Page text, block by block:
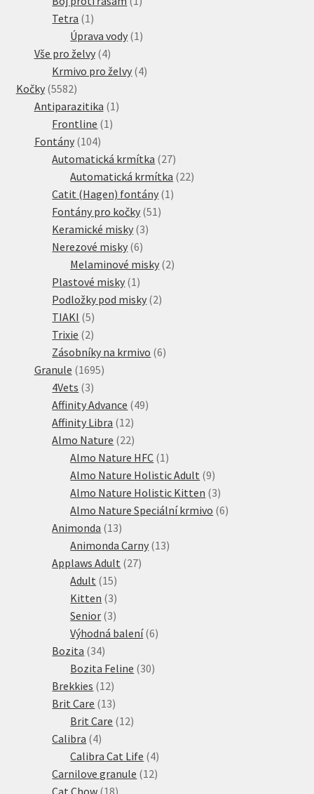
Tetra 1 1
produkt
Úprava vody 1 1
Vše pro želvy 44
produkty
Krmivo pro želvy 44
Kočky 55825582
produktů
Antiparazitika 1 1
Frontline 1 1
Fontány 104104
produktů
Automatická krmítka 2727
produktů
Automatická krmítka 2222
Catit (Hagen) fontány 1 1
Fontány pro kočky 51 51
Keramické misky 33
Nerezové misky 66
produktů
Melaminové misky 22
Plastové misky 1 1
produkt
Podložky pod misky 22
TIAKI 55
produktů
Trixie 22
produkty
Zásobníky na krmivo 66
Granule 16951695
4Vets 33
produkty
Affinity Advance 4949
Affinity Libra 1212
produktů
Almo Nature 2222
produktů
Almo Nature HFC 1 1
produkt
Almo Nature Holistic Adult 99
produktů
Almo Nature Holistic Kitten 33
produkty
Almo Nature Speciální krmivo 66
Animonda 1313
produktů
Animonda Carny 1313
Applaws Adult 2727
Adult 1515
produktů
Kitten 33
produkty
Senior 33
produkty
Výhodná balení 66
Bozita 3434
produktů
Bozita Feline 3030
Brekkies 1212
produktů
Brit Care 1313
produktů
Brit Care 1212
Calibra 44
produkty
Calibra Cat Life 44
produkty
Carnilove granule 1212
Cat Chow 1818